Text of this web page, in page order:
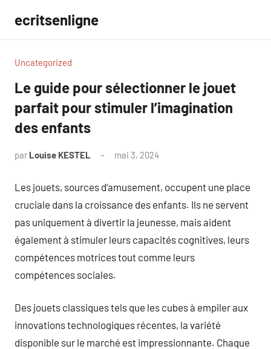
contenu
ecritsenligne
Uncategorized
Le guide pour sélectionner le jouet
parfait pour stimuler l’imagination
des enfants
par Louise KESTEL mai 3, 2024
Les jouets, sources d’amusement, occupent une place
cruciale dans la croissance des enfants. Ils ne servent
pas uniquement à divertir la jeunesse, mais aident
également à stimuler leurs capacités cognitives, leurs
compétences motrices tout comme leurs
compétences sociales.
Des jouets classiques tels que les cubes à empiler aux
innovations technologiques récentes, la variété
disponible sur le marché est impressionnante. Chaque